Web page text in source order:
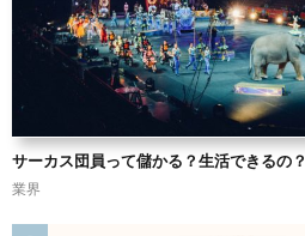
サーカス団員って儲かる？生活できるの？
業界